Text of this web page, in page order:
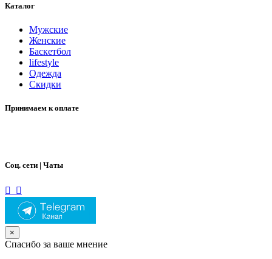
Каталог
Мужские
Женские
Баскетбол
lifestyle
Одежда
Скидки
Принимаем к оплате
Соц. сети | Чаты
×
Спасибо за ваше мнение